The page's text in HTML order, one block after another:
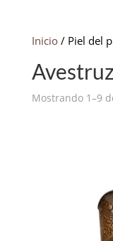
Inicio/ Piel del
Avestruz
Mostrando 1–9